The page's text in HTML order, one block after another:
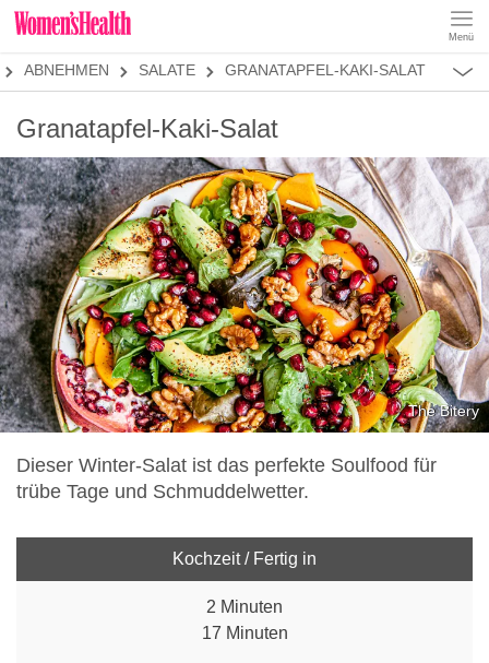
Menü
REZEPTE
ERNÄHRUNGSFORMEN
ABNEHMEN SALATE GRANATAPFEL-KAKI-SALAT
LOW FAT
KETO
KALORIENARM
SALATE
Granatapfel-Kaki-Salat
The Bitery
Dieser Winter-Salat ist das perfekte Soulfood für
trübe Tage und Schmuddelwetter.
Kochzeit / Fertig in
2 Minuten
17 Minuten